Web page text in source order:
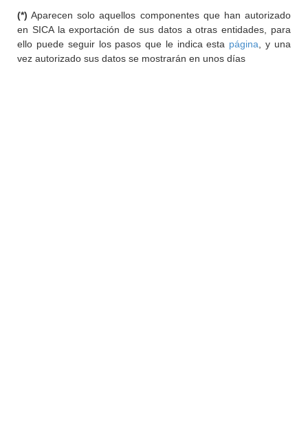
(*) Aparecen solo aquellos componentes que han autorizado
en SICA la exportación de sus datos a otras entidades, para
ello puede seguir los pasos que le indica esta página , y una
vez autorizado sus datos se mostrarán en unos días